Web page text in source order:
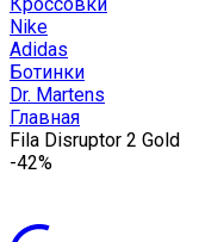
Nike
Adidas
Ботинки
Dr. Martens
Главная
Fila Disruptor 2 Gold
-42%